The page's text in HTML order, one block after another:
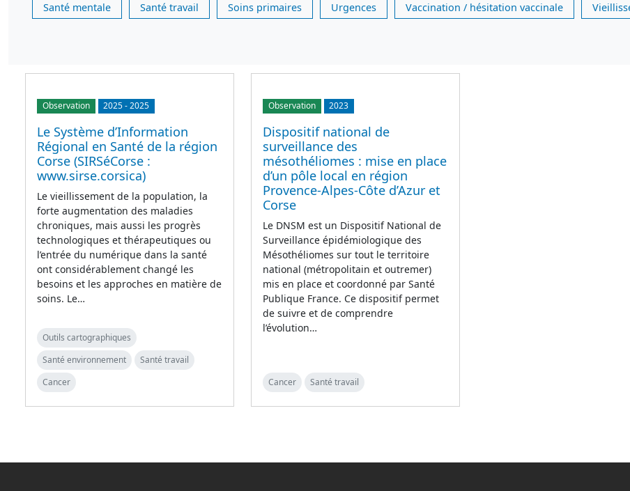
Santé mentale Santé travail Soins primaires Urgences Vaccination / hésitation vaccinale
Observation 2025-2025
Le Système d’Information
Régional en Santé de la région
Corse (SIRSéCorse :
www.sirse.corsica)
Le vieillissement de la population, la
forte augmentation des maladies
chroniques, mais aussi les progrès
technologiques et thérapeutiques ou
l’entrée du numérique dans la santé
ont considérablement changé les
besoins et les approches en matière de
soins. Le…
Outils cartographiques
Santé environnement
Santé travail
Cancer
Observation 2023
Dispositif national de
surveillance des
mésothéliomes : mise en place
d’un pôle local en région
Provence-Alpes-Côte d’Azur et
Corse
Le DNSM est un Dispositif National de
Surveillance épidémiologique des
Mésothéliomes sur tout le territoire
national (métropolitain et outremer)
mis en place et coordonné par Santé
Publique France. Ce dispositif permet
de suivre et de comprendre
l’évolution…
Cancer Santé travail